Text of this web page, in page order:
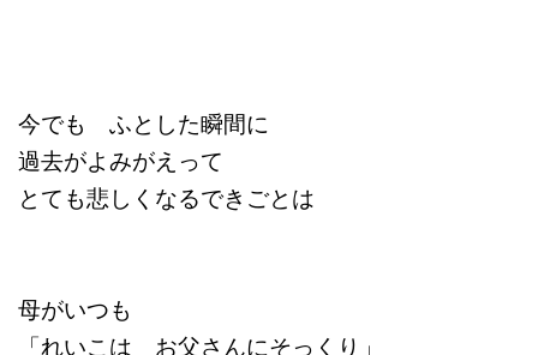
今でも ふとした瞬間に
過去がよみがえって
とても悲しくなるできごとは
母がいつも
「れいこは お父さんにそっくり」